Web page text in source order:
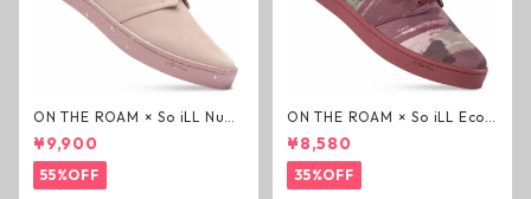
ON THE ROAM × So iLL Nubu
ck Wino ライフスタイルシュ
ーズ ダーティーピンク オンザ
ローム ジェイソンモモア OTR
スニーカー
¥9,900
55%OFF
ON THE ROAM × So iLL Eco
Camo Wino ライフスタイル
シューズ カモ オンザローム ジ
ェイソンモモア OTR スニーカ
ー
¥8,580
35%OFF